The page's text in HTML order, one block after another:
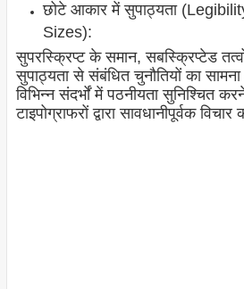
छोटे आकार में सुपाठ्यता
Sizes):
सुपरस्क्रिप्ट के समान, सबस्क्रिप्टेड
सुपाठ्यता से संबंधित चुनौतियों का
विभिन्न संदर्भों में पठनीयता सुनिश्चित
टाइपोग्राफरों द्वारा सावधानीपूर्वक